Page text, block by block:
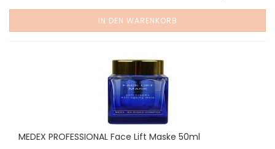
IN DEN WARENKORB
MEDEX PROFESSIONAL Face Lift Maske 50ml